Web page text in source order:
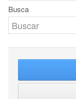
Busca